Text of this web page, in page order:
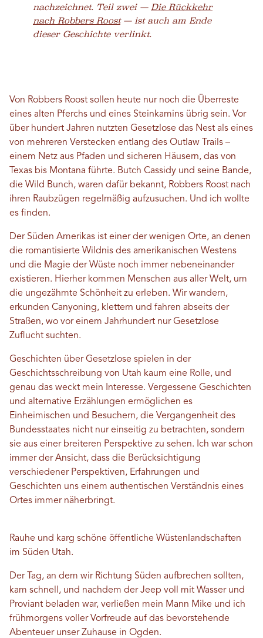
nachzeichnet. Teil zwei — Die Rückkehr
nach Robbers Roost— ist auch am Ende
dieser Geschichte verlinkt.
Von Robbers Roost sollen heute nur noch die Überreste
eines alten Pferchs und eines Steinkamins übrig sein. Vor
über hundert Jahren nutzten Gesetzlose das Nest als eines
von mehreren Verstecken entlang des Outlaw Trails –
einem Netz aus Pfaden und sicheren Häusern, das von
Texas bis Montana führte. Butch Cassidy und seine Bande,
die Wild Bunch, waren dafür bekannt, Robbers Roost nach
ihren Raubzügen regelmäßig aufzusuchen. Und ich wollte
es finden.
Der Süden Amerikas ist einer der wenigen Orte, an denen
die romantisierte Wildnis des amerikanischen Westens
und die Magie der Wüste noch immer nebeneinander
existieren. Hierher kommen Menschen aus aller Welt, um
die ungezähmte Schönheit zu erleben. Wir wandern,
erkunden Canyoning, klettern und fahren abseits der
Straßen, wo vor einem Jahrhundert nur Gesetzlose
Zuflucht suchten.
Geschichten über Gesetzlose spielen in der
Geschichtsschreibung von Utah kaum eine Rolle, und
genau das weckt mein Interesse. Vergessene Geschichten
und alternative Erzählungen ermöglichen es
Einheimischen und Besuchern, die Vergangenheit des
Bundesstaates nicht nur einseitig zu betrachten, sondern
sie aus einer breiteren Perspektive zu sehen. Ich war schon
immer der Ansicht, dass die Berücksichtigung
verschiedener Perspektiven, Erfahrungen und
Geschichten uns einem authentischen Verständnis eines
Ortes immer näherbringt.
Rauhe und karg schöne öffentliche Wüstenlandschaften
im Süden Utah.
Der Tag, an dem wir Richtung Süden aufbrechen sollten,
kam schnell, und nachdem der Jeep voll mit Wasser und
Proviant beladen war, verließen mein Mann Mike und ich
frühmorgens voller Vorfreude auf das bevorstehende
Abenteuer unser Zuhause in Ogden.